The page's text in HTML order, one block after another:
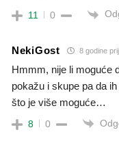
11 0
NekiGost 8 godine
Hmmm, nije li moguće
pokažu i skupe pa da
što je više moguće…
8 0